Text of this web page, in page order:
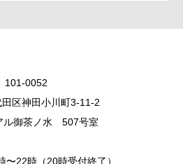
101-0052
区神田小川町3-11-2
ル御茶ノ水 507号室
〜22時（20時受付終了）